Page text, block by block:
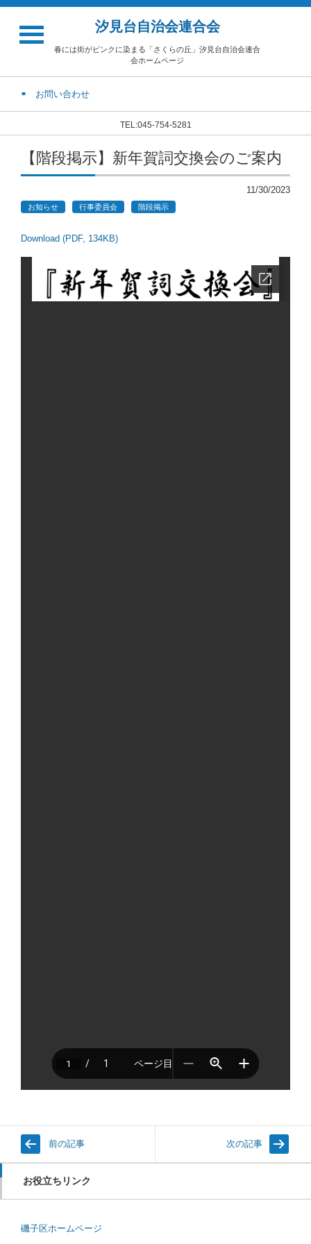
汐見台自治会連合会
春には街がピンクに染まる「さくらの丘」汐見台自治会連合
会ホームページ
お問い合わせ
TEL:045-754-5281
【階段掲示】新年賀詞交換会のご案内
11/30/2023
お知らせ 行事委員会 階段掲示
Download (PDF, 134KB)
前の記事 次の記事
お役立ちリンク
磯子区ホームページ